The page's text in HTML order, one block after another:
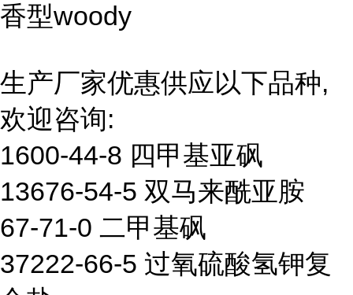
香型woody
生产厂家优惠供应以下品种,
欢迎咨询:
1600-44-8 四甲基亚砜
13676-54-5 双马来酰亚胺
67-71-0 二甲基砜
37222-66-5 过氧硫酸氢钾复